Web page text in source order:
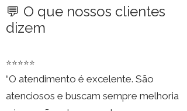
💬 O que nossos clientes
dizem
⭐⭐⭐⭐⭐
“O atendimento é excelente. São
atenciosos e buscam sempre melhoria